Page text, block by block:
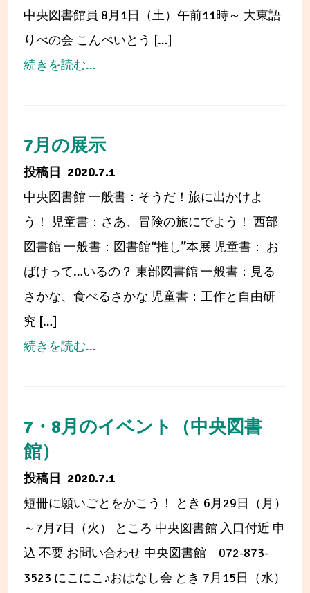
ン
プ
中央図書館員 8月1日（土）午前11時～ 大東語
りべの会 こんぺいとう […]
続きを読む…from
月
お
は
な
し
会
7月の展示
2020.7.1
中央図書館 一般書：そうだ！旅に出かけよ
う！ 児童書：さあ、冒険の旅にでよう！ 西部
図書館 一般書：図書館“推し”本展 児童書： お
ばけって…いるの？ 東部図書館 一般書：見る
さかな、食べるさかな 児童書：工作と自由研
究 […]
続きを読む…from
の
7・8月のイベント（中央図書
館）
2020.7.1
短冊に願いごとをかこう！ とき 6月29日（月）
～7月7日（火） ところ 中央図書館 入口付近 申
込 不要 お問い合わせ 中央図書館 072-873-
3523 にこにこ♪おはなし会 とき 7月15日（水）